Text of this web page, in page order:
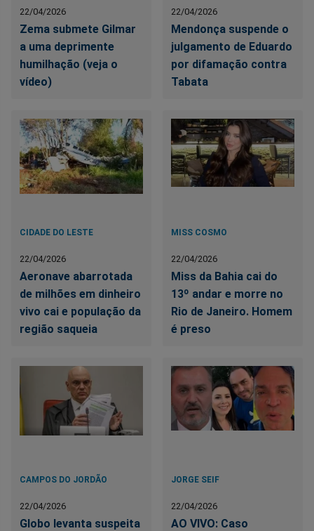
22/04/2026
Zema submete Gilmar
a uma deprimente
humilhação (veja o
vídeo)
22/04/2026
Mendonça suspende o
julgamento de Eduardo
por difamação contra
Tabata
CIDADE DO LESTE
22/04/2026
Aeronave abarrotada
de milhões em dinheiro
vivo cai e população da
região saqueia
MISS COSMO
22/04/2026
Miss da Bahia cai do
13º andar e morre no
Rio de Janeiro. Homem
é preso
CAMPOS DO JORDÃO
22/04/2026
Globo levanta suspeita
JORGE SEIF
22/04/2026
AO VIVO: Caso